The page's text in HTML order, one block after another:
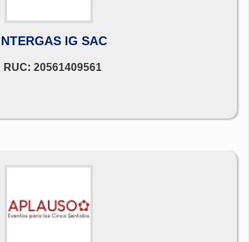
IG SAC
RUC: 20561409561